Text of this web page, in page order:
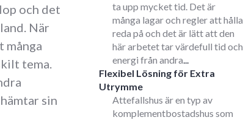
och det
När
många
tema.
sin
ta upp mycket tid. Det är
många lagar och regler att hålla
reda på och det är lätt att den
här arbetet tar värdefull tid och
energi från andra...
Flexibel Lösning för Extra
Utrymme
Attefallshus är en typ av
komplementbostadshus som